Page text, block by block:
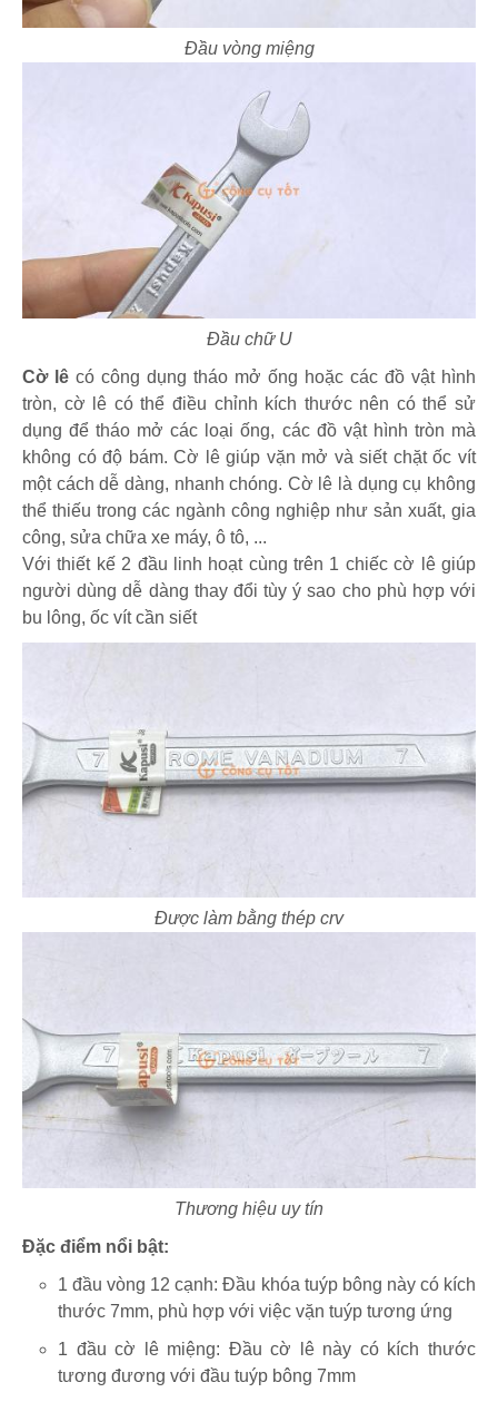
Đầu vòng miệng
Đầu chữ U
Cờ lê có công dụng tháo mở ống hoặc các đồ vật hình
tròn, cờ lê có thể điều chỉnh kích thước nên có thể sử
dụng để tháo mở các loại ống, các đồ vật hình tròn mà
không có độ bám. Cờ lê giúp vặn mở và siết chặt ốc vít
một cách dễ dàng, nhanh chóng. Cờ lê là dụng cụ không
thể thiếu trong các ngành công nghiệp như sản xuất, gia
công, sửa chữa xe máy, ô tô, ...
Với thiết kế 2 đầu linh hoạt cùng trên 1 chiếc cờ lê giúp
người dùng dễ dàng thay đổi tùy ý sao cho phù hợp với
bu lông, ốc vít cần siết
Được làm bằng thép crv
Thương hiệu uy tín
Đặc điểm nổi bật:
1 đầu vòng 12 cạnh: Đầu khóa tuýp bông này có kích
thước 7mm, phù hợp với việc vặn tuýp tương ứng
1 đầu cờ lê miệng: Đầu cờ lê này có kích thước
tương đương với đầu tuýp bông 7mm